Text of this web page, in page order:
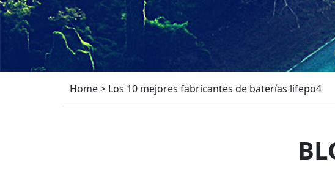
Home> Los 10 mejores fabricantes de baterías lifepo4